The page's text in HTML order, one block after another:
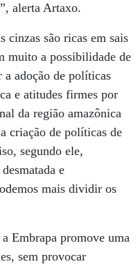
alerta Artaxo.
cinzas são ricas em sais
muito a possibilidade de
a adoção de políticas
e atitudes firmes por
da região amazônica
criação de políticas de
segundo ele,
e
mais dividir os
Embrapa promove uma
sem provocar